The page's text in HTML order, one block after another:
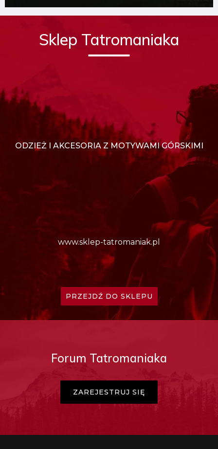
Sklep Tatromaniaka
ODZIEŻ I AKCESORIA Z MOTYWAMI GÓRSKIMI
www.sklep-tatromaniak.pl
PRZEJDŹ DO SKLEPU
Forum Tatromaniaka
ZAREJESTRUJ SIĘ